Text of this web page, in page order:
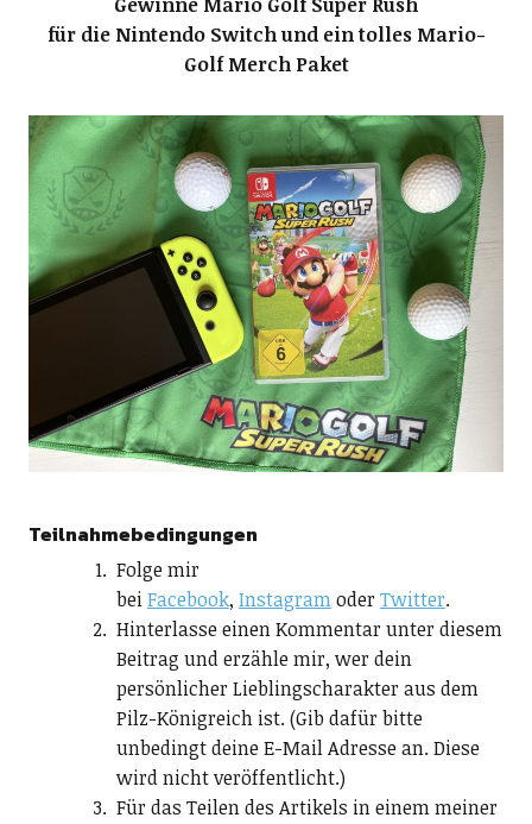
für die Nintendo Switch undein tolles Mario-
Golf Merch Paket
Teilnahmebedingungen
Folge mir
beiFacebook, InstagramoderTwitter.
Hinterlasse einen Kommentar unter diesem
Beitrag und erzähle mir, wer dein
persönlicher Lieblingscharakter aus dem
Pilz-Königreich ist. (Gib dafür bitte
unbedingt deine E-Mail Adresse an. Diese
wird nicht veröffentlicht.)
Für das Teilen des Artikels in einem meiner